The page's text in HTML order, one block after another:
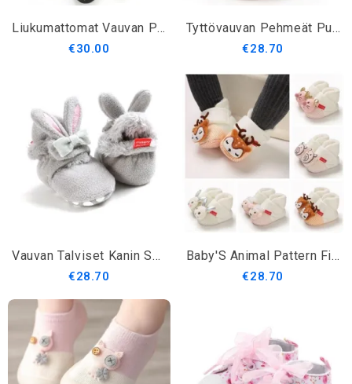
Liukumattomat Vauvan Pehmeät Nahkakengät
€30.00
Tyttövauvan Pehmeät Puuvillaneulokset
€28.70
Vauvan Talviset Kanin Saappaat
€28.70
Baby'S Animal Pattern First Walkers
€28.70